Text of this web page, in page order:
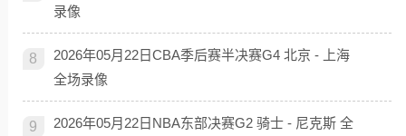
录像
8
2026年05月22日CBA季后赛半决赛G4 北京 - 上海
全场录像
9
2026年05月22日NBA东部决赛G2 骑士 - 尼克斯 全